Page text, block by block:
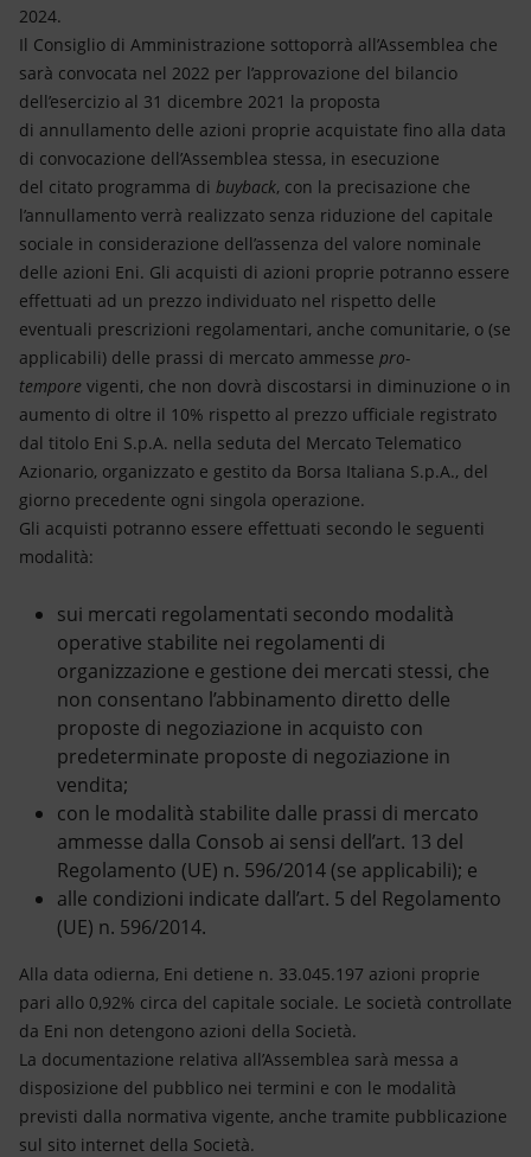
2024.
Il Consiglio di Amministrazione sottoporrà all’Assemblea che
sarà convocata nel 2022 per l’approvazione del bilancio
dell’esercizio al 31 dicembre 2021 la proposta
di annullamento delle azioni proprie acquistate fino alla data
di convocazione dell’Assemblea stessa, in esecuzione
del citato programma di buyback, con la precisazione che
l’annullamento verrà realizzato senza riduzione del capitale
sociale in considerazione dell’assenza del valore nominale
delle azioni Eni. Gli acquisti di azioni proprie potranno essere
effettuati ad un prezzo individuato nel rispetto delle
eventuali prescrizioni regolamentari, anche comunitarie, o (se
applicabili) delle prassi di mercato ammesse pro-
tempore vigenti, che non dovrà discostarsi in diminuzione o in
aumento di oltre il 10% rispetto al prezzo ufficiale registrato
dal titolo Eni S.p.A. nella seduta del Mercato Telematico
Azionario, organizzato e gestito da Borsa Italiana S.p.A., del
giorno precedente ogni singola operazione.
Gli acquisti potranno essere effettuati secondo le seguenti
modalità:
sui mercati regolamentati secondo modalità
operative stabilite nei regolamenti di
organizzazione e gestione dei mercati stessi, che
non consentano l’abbinamento diretto delle
proposte di negoziazione in acquisto con
predeterminate proposte di negoziazione in
vendita;
con le modalità stabilite dalle prassi di mercato
ammesse dalla Consob ai sensi dell’art. 13 del
Regolamento (UE) n. 596/2014 (se applicabili); e
alle condizioni indicate dall’art. 5 del Regolamento
(UE) n. 596/2014.
Alla data odierna, Eni detiene n. 33.045.197 azioni proprie
pari allo 0,92% circa del capitale sociale. Le società controllate
da Eni non detengono azioni della Società.
La documentazione relativa all’Assemblea sarà messa a
disposizione del pubblico nei termini e con le modalità
previsti dalla normativa vigente, anche tramite pubblicazione
sul sito internet della Società.